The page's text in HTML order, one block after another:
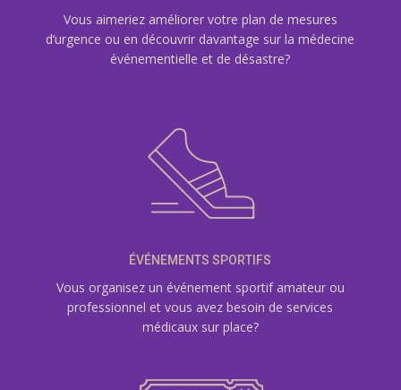
Vous aimeriez améliorer votre plan de mesures
d’urgence ou en découvrir davantage sur la médecine
événementielle et de désastre?
ÉVÉNEMENTS SPORTIFS
Vous organisez un événement sportif amateur ou
professionnel et vous avez besoin de services
médicaux sur place?